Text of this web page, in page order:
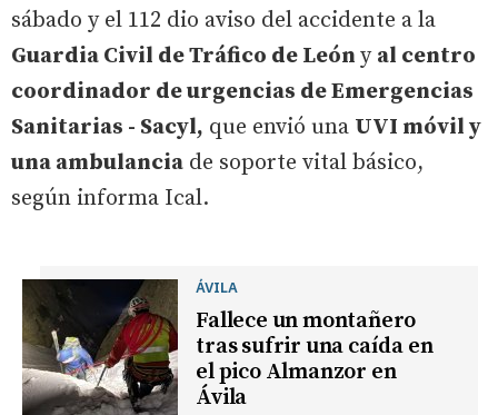
sábado y el 112 dio aviso del accidente a la
Guardia Civil de Tráfico de León y al centro
coordinador de urgencias de Emergencias
Sanitarias - Sacyl, que envió una UVI móvil y
una ambulancia de soporte vital básico,
según informa Ical.
ÁVILA
Fallece un montañero
tras sufrir una caída en
el pico Almanzor en
Ávila